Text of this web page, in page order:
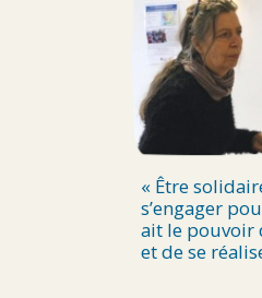
« Être
s’engager
ait le pouvoir
et de se